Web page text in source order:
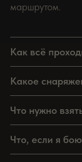
маршрутом.
Как всё
Какое
Что нужно
Что, если я